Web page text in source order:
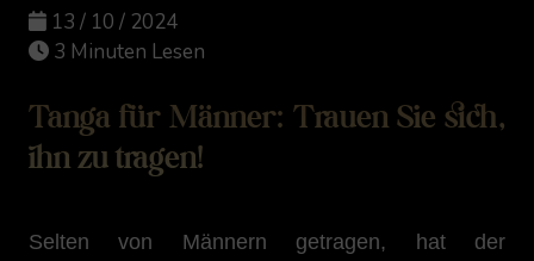
13 / 10 / 2024
3 Minuten Lesen
Tanga für Männer: Trauen Sie sich,
ihn zu tragen!
Selten von Männern getragen, hat der